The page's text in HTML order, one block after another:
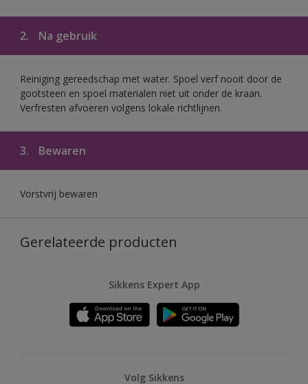
2. Na gebruik
Reiniging gereedschap met water. Spoel verf nooit door de
gootsteen en spoel materialen niet uit onder de kraan.
Verfresten afvoeren volgens lokale richtlijnen.
3. Bewaren
Vorstvrij bewaren
Gerelateerde producten
Sikkens Expert App
Volg Sikkens